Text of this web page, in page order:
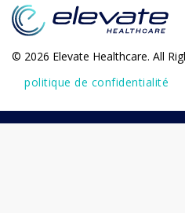
© 2026 Elevate Healthcare. All
politique de confidentialité